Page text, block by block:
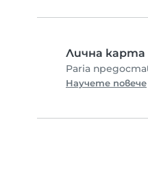
Лична карта
Paria
Научете повече